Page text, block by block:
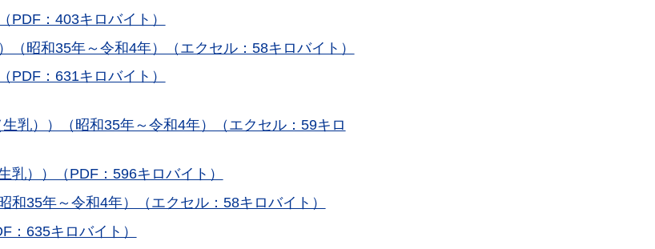
PDF：403キロバイト）
昭和35年～令和4年）（エクセル：58キロバイト）
PDF：631キロバイト）
乳））（昭和35年～令和4年）（エクセル：59キロ
乳））（PDF：596キロバイト）
35年～令和4年）（エクセル：58キロバイト）
：635キロバイト）